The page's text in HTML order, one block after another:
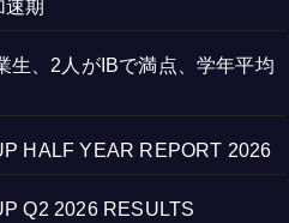
期
生、2人がIBで満点、学年平均
HALF YEAR REPORT 2026
Q2 2026 RESULTS